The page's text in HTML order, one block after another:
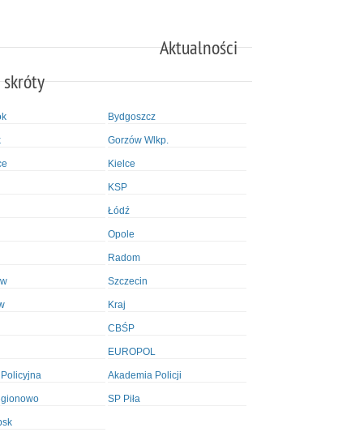
Aktualności
skróty
Bydgoszcz
Gorzów Wlkp.
Kielce
KSP
Łódź
Opole
Radom
Szczecin
Kraj
CBŚP
EUROPOL
Akademia Policji
SP Piła